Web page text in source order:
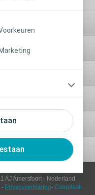
AJ Amersfoort - Nederland
- Privacyverklaring- Coloplast-